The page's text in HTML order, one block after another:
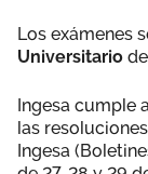
Los exámenes
Universitario
Ingesa cumple
las
Ingesa